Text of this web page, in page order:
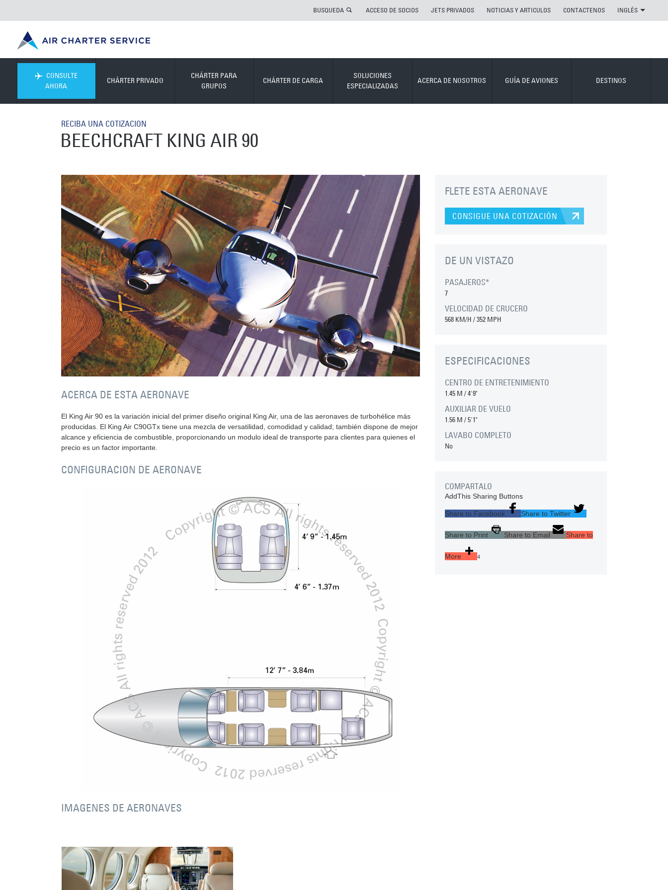
BUSQUEDA ACCESO DE SOCIOS JETS PRIVADOS NOTICIAS Y ARTICULOS CONTACTENOS INGLÉS
CONSULTE
AHORA
CHÁRTER PRIVADO
CHÁRTER PARA
GRUPOS
CHÁRTER DE CARGA
SOLUCIONES
ESPECIALIZADAS
ACERCA DE NOSOTROS GUÍA DE AVIONES DESTINOS
RECIBA UNA COTIZACION
BEECHCRAFT KING AIR 90
ACERCA DE ESTA AERONAVE
El King Air 90 es la variación inicial del primer diseño original King Air, una de las aeronaves de turbohélice más
producidas. El King Air C90GTx tiene una mezcla de versatilidad, comodidad y calidad; también dispone de mejor
alcance y eficiencia de combustible, proporcionando un modulo ideal de transporte para clientes para quienes el
precio es un factor importante.
CONFIGURACION DE AERONAVE
IMAGENES DE AERONAVES
FLETE ESTA AERONAVE
CONSIGUE UNA COTIZACIÓN
DE UN VISTAZO
PASAJEROS*
7
VELOCIDAD DE CRUCERO
568 KM/H / 352 MPH
ESPECIFICACIONES
CENTRO DE ENTRETENIMIENTO
1.45 M /4'9"
AUXILIAR DE VUELO
1.56 M /5'1"
LAVABO COMPLETO
No
COMPARTALO
AddThis Sharing Buttons
Share to Facebook Share to Twitter
Share to Print Share to Email Share to
More 4